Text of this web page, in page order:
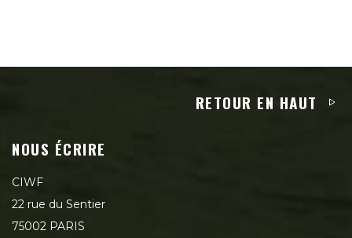
RETOUR EN HAUT
NOUS ÉCRIRE
CIWF
22 rue du Sentier
75002 PARIS